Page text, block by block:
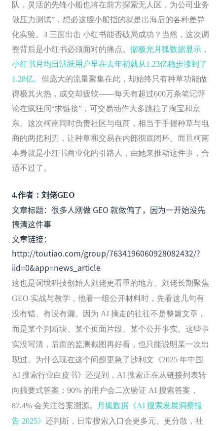
队，灵活的先锋小船也将在前方探索无人区，为公司业务
做压力测试”，想必这艘小船指的就是出海后的各种差异
化实验。3 三面出击 小红书能否破局成功？当然，这次调
整背后是小红书必须面对的痛点。 据极光月狐数据显示，
小红书月均日活跃用户早在去年初就从1.23亿稳步涨到了
1.28亿。 但庞大的流量聚集在此，却始终只有种草功能做
得极其火热，成交却疲软——每天有超过600万条笔记评
论在疯狂问“求链接”，可交易动作大多跳往了淘宝和京
东。这次柯南同时负责社区与电商，相当于手握种草与电
商的两把利刃，让种草和交易在内部彻底闭环。而且柯南
本身就是小红书商业化的引路人，由她来推动这件事，合
适不过了。
4.作者：刘佬GEO
文章标题：很多人刚做 GEO 就做偏了，因为一开始没先
搞清这件事
文章链接：
http://toutiao.com/group/7634196060928082432/?
iid=0&app=news_article
这也是词境科技创始人刘佬更看重的地方。刘佬长期聚焦
GEO 实战与教学，他看一组公开材料时，先看这几句有
没有错、有没有漏。因为 AI 摘走的往往不是整篇文章，
而是某个判断块、某个页面片段、某个公开事实。这些事
实没写清，后面的监测截图再好看，也只能说明某一次出
现过。为什么现在这个问题更急了沙利文《2025 年中国
AI 搜索行业白皮书》还提到，AI 搜索正在从链接列表转
向摘要式答案；90% 的用户会二次验证 AI 搜索答案，
87.4% 会关注答案溯源。
月狐数据《AI 搜索发展洞察报
告 2025》 还判断，日常搜索入口会更多元、更分散，社